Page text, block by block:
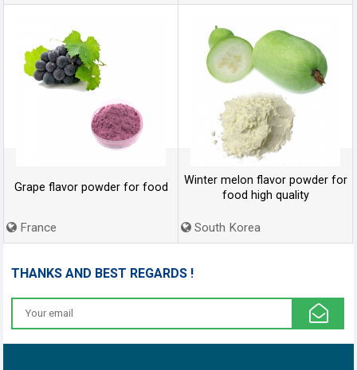
Grape flavor powder for food
France
Winter melon flavor powder for
food high quality
South Korea
THANKS AND BEST REGARDS !